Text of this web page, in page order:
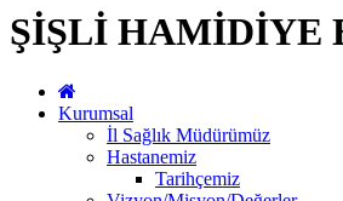
ŞİŞLİ HAMİDİYE
Kurumsal
İl Sağlık Müdürümüz
Hastanemiz
Tarihçemiz